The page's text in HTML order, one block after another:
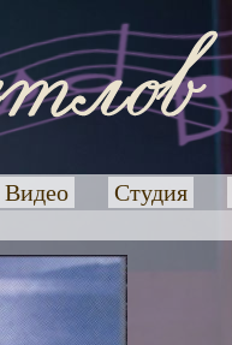
Видео Студия